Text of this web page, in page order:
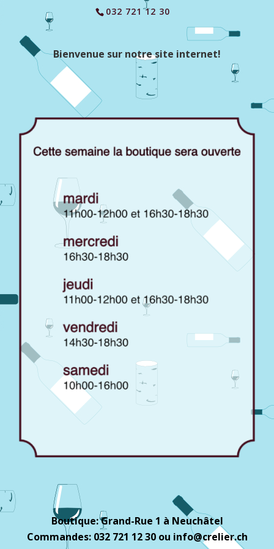
032 721 12 30
Bienvenue sur notre site internet!
Boutique: Grand-Rue 1 à Neuchâtel
Commandes: 032 721 12 30 ou info@crelier.ch